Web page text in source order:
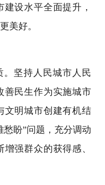
设水平全面提升，
美好。
坚持人民城市人民
善民生作为实施城市
文明城市创建有机结
盼”问题，充分调动
强群众的获得感、